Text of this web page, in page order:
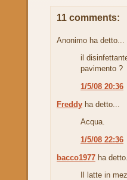
11 comments:
Anonimo ha detto...
il
pavimento ?
1/5/08 20:36
Freddy ha detto...
Acqua.
1/5/08 22:36
bacco1977 ha
Il latte in